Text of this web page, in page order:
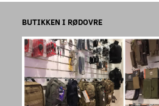
BUTIKKEN I RØDOVRE